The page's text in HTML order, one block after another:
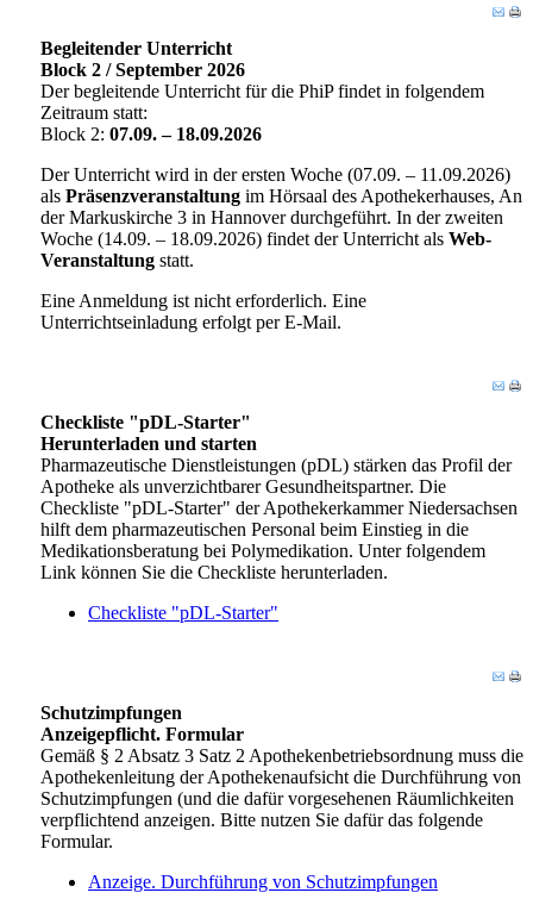
Begleitender Unterricht
Block 2 / September 2026
Der begleitende Unterricht für die PhiP findet in folgendem
Zeitraum statt:
Block 2: 07.09. – 18.09.2026
Der Unterricht wird in der ersten Woche (07.09. – 11.09.2026)
als Präsenzveranstaltung im Hörsaal des Apothekerhauses, An
der Markuskirche 3 in Hannover durchgeführt. In der zweiten
Woche (14.09. – 18.09.2026) findet der Unterricht als Web-
Veranstaltung statt.
Eine Anmeldung ist nicht erforderlich. Eine
Unterrichtseinladung erfolgt per E-Mail.
Checkliste "pDL-Starter"
Herunterladen und starten
Pharmazeutische Dienstleistungen (pDL) stärken das Profil der
Apotheke als unverzichtbarer Gesundheitspartner. Die
Checkliste "pDL-Starter" der Apothekerkammer Niedersachsen
hilft dem pharmazeutischen Personal beim Einstieg in die
Medikationsberatung bei Polymedikation. Unter folgendem
Link können Sie die Checkliste herunterladen.
Checkliste "pDL-Starter"
Schutzimpfungen
Anzeigepflicht. Formular
Gemäß § 2 Absatz 3 Satz 2 Apothekenbetriebsordnung muss die
Apothekenleitung der Apothekenaufsicht die Durchführung von
Schutzimpfungen (und die dafür vorgesehenen Räumlichkeiten
verpflichtend anzeigen. Bitte nutzen Sie dafür das folgende
Formular.
Anzeige. Durchführung von Schutzimpfungen